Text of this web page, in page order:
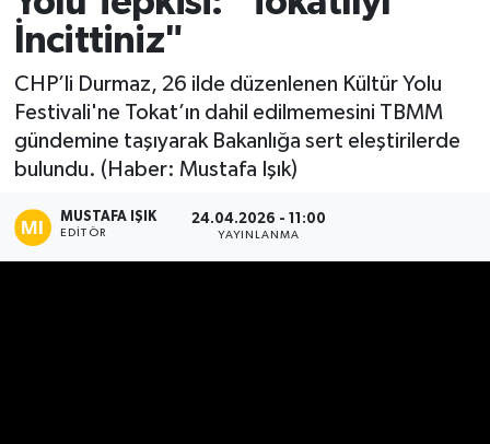
İncittiniz"
CHP’li Durmaz, 26 ilde düzenlenen Kültür Yolu
Festivali'ne Tokat’ın dahil edilmemesini TBMM
gündemine taşıyarak Bakanlığa sert eleştirilerde
bulundu. (Haber: Mustafa Işık)
MUSTAFA IŞIK
EDITÖR
24.04.2026 - 11:00
YAYINLANMA
Ekonomi
Sağlık
Tokat Haber